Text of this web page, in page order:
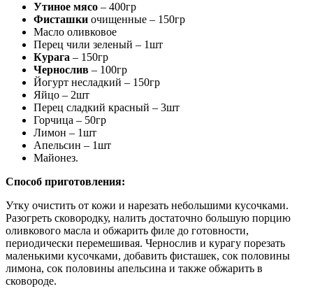
Утиное мясо – 400гр
Фисташки очищенные – 150гр
Масло оливковое
Перец чили зеленый – 1шт
Курага – 150гр
Чернослив – 100гр
Йогурт несладкий – 150гр
Яйцо – 2шт
Перец сладкий красный – 3шт
Горчица – 50гр
Лимон – 1шт
Апельсин – 1шт
Майонез.
Способ приготовления:
Утку очистить от кожи и нарезать небольшими кусочками.
Разогреть сковородку, налить достаточно большую порцию
оливкового масла и обжарить филе до готовности,
периодически перемешивая. Чернослив и курагу порезать
маленькими кусочками, добавить фисташек, сок половины
лимона, сок половины апельсина и также обжарить в
сковороде.